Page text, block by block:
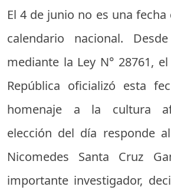
El 4 de junio no es una
calendario nacional.
mediante la Ley N° 28761,
República oficializó esta
homenaje a la cultura
elección del día responde
Nicomedes Santa Cruz
importante investigador,